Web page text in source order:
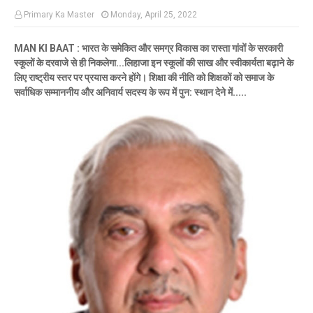
Primary Ka Master Monday, April 25, 2022
MAN KI BAAT : भारत के समेकित और समग्र विकास का रास्ता गांवों के सरकारी
स्कूलों के दरवाजे से ही निकलेगा...लिहाजा इन स्कूलों की साख और स्वीकार्यता बढ़ाने के
लिए राष्ट्रीय स्तर पर प्रयास करने होंगे। शिक्षा की नीति को शिक्षकों को समाज के
सर्वाधिक सम्माननीय और अनिवार्य सदस्य के रूप में पुन: स्थान देने में.....